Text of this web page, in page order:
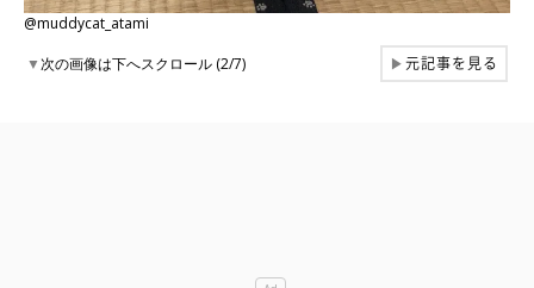
@muddycat_atami
▼次の画像は下へスクロール (2/7) ▶元記事を見る